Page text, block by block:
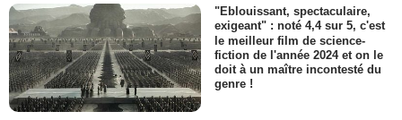
"Eblouissant, spectaculaire,
exigeant" : noté 4,4 sur 5, c'est
le meilleur film de science-
fiction de l'année 2024 et on le
doit à un maître incontesté du
genre !